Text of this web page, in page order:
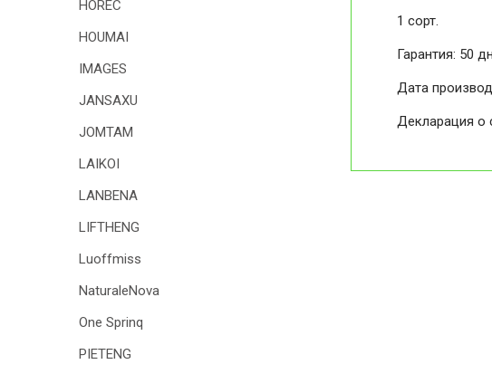
1 сорт.
Гарантия: 50
Дата
Декларация о
HOREC
HOUMAI
IMAGES
JANSAXU
JOMTAM
LAIKOI
LANBENA
LIFTHENG
Luoffmiss
NaturaleNova
One Sprinq
PIETENG